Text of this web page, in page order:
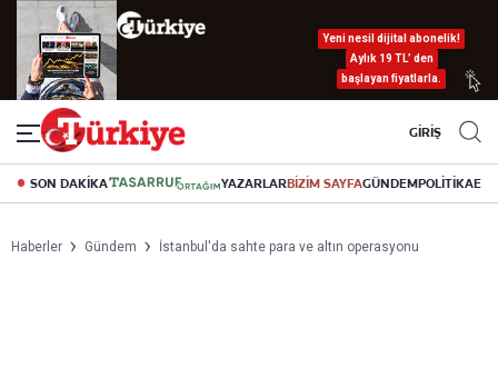
Yeni nesil dijital abonelik!
Aylık 19 TL’ den
başlayan fiyatlarla.
GİRİŞ
SON DAKİKA YAZARLARBİZİM SAYFAGÜNDEMPOLİTİKA
Haberler Gündem İstanbul'da sahte para ve altın operasyonu